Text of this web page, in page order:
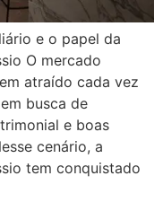
e o papel da
O mercado
atraído cada vez
busca de
e boas
cenário, a
tem conquistado